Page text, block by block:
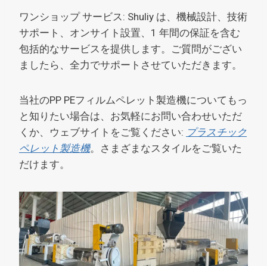
ワンショップ サービス: Shuliy は、機械設計、技術
サポート、オンサイト設置、1 年間の保証を含む
包括的なサービスを提供します。ご質問がござい
ましたら、全力でサポートさせていただきます。
当社のPP PEフィルムペレット製造機についてもっ
と知りたい場合は、お気軽にお問い合わせいただ
くか、ウェブサイトをご覧ください: プラスチック
ペレット製造機。さまざまなスタイルをご覧いた
だけます。